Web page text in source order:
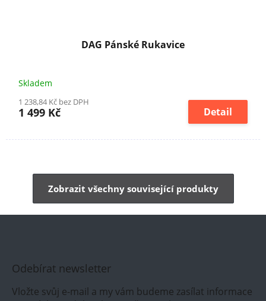
DAG Pánské Rukavice
Skladem
1 238,84 Kč bez DPH
1 499 Kč Detail
Zobrazit všechny související produkty
Odebírat newsletter
Vložte svůj e-mail a my vám budeme zasílat informace